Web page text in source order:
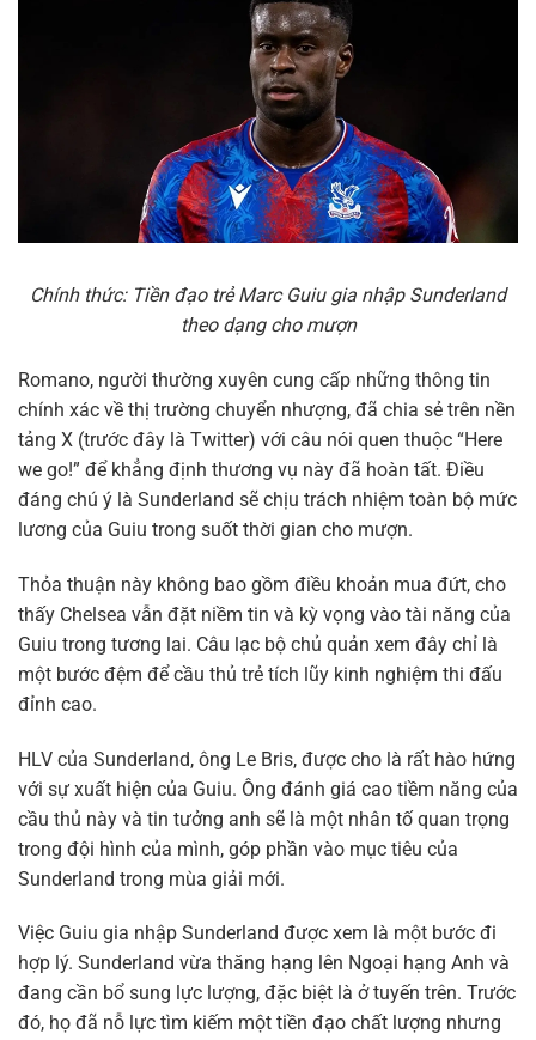
Chính thức: Tiền đạo trẻ Marc Guiu gia nhập Sunderland
theo dạng cho mượn
Romano, người thường xuyên cung cấp những thông tin
chính xác về thị trường chuyển nhượng, đã chia sẻ trên nền
tảng X (trước đây là Twitter) với câu nói quen thuộc “Here
we go!” để khẳng định thương vụ này đã hoàn tất. Điều
đáng chú ý là Sunderland sẽ chịu trách nhiệm toàn bộ mức
lương của Guiu trong suốt thời gian cho mượn.
Thỏa thuận này không bao gồm điều khoản mua đứt, cho
thấy Chelsea vẫn đặt niềm tin và kỳ vọng vào tài năng của
Guiu trong tương lai. Câu lạc bộ chủ quản xem đây chỉ là
một bước đệm để cầu thủ trẻ tích lũy kinh nghiệm thi đấu
đỉnh cao.
HLV của Sunderland, ông Le Bris, được cho là rất hào hứng
với sự xuất hiện của Guiu. Ông đánh giá cao tiềm năng của
cầu thủ này và tin tưởng anh sẽ là một nhân tố quan trọng
trong đội hình của mình, góp phần vào mục tiêu của
Sunderland trong mùa giải mới.
Việc Guiu gia nhập Sunderland được xem là một bước đi
hợp lý. Sunderland vừa thăng hạng lên Ngoại hạng Anh và
đang cần bổ sung lực lượng, đặc biệt là ở tuyến trên. Trước
đó, họ đã nỗ lực tìm kiếm một tiền đạo chất lượng nhưng